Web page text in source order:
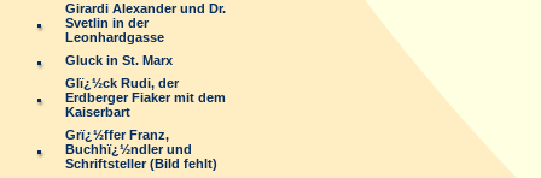
Girardi Alexander und Dr.
Svetlin in der
Leonhardgasse
Gluck in St. Marx
Glï¿½ck Rudi, der
Erdberger Fiaker mit dem
Kaiserbart
Grï¿½ffer Franz,
Buchhï¿½ndler und
Schriftsteller (Bild fehlt)